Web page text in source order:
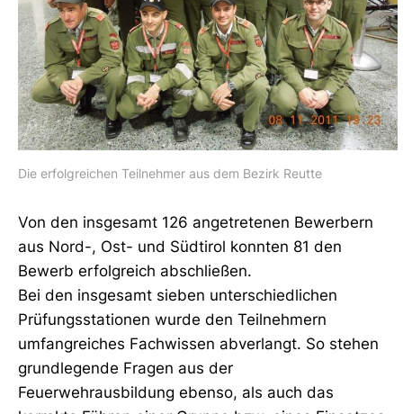
Die erfolgreichen Teilnehmer aus dem Bezirk Reutte
Von den insgesamt 126 angetretenen Bewerbern
aus Nord-, Ost- und Südtirol konnten 81 den
Bewerb erfolgreich abschließen.
Bei den insgesamt sieben unterschiedlichen
Prüfungsstationen wurde den Teilnehmern
umfangreiches Fachwissen abverlangt. So stehen
grundlegende Fragen aus der
Feuerwehrausbildung ebenso, als auch das